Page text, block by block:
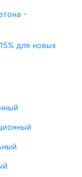
-
для новых